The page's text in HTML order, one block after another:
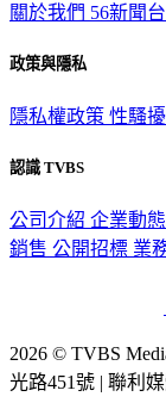
關於我們 56新聞
政策與隱私
隱私權政策 性騷
認識 TVBS
公司介紹 企業動態
銷售 公開招標 業
2026 © TVBS
光路451號 | 聯利